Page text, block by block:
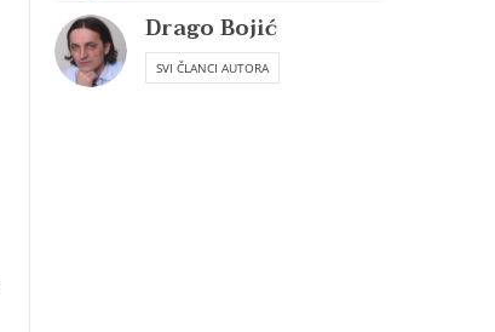
Drago Bojić
SVI ČLANCI AUTORA